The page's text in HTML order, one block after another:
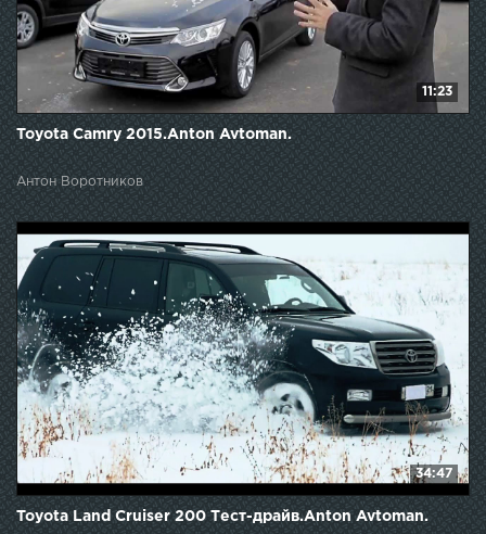
11:23
Toyota Camry 2015.Anton Avtoman.
Антон Воротников
34:47
Toyota Land Cruiser 200 Тест-драйв.Anton Avtoman.